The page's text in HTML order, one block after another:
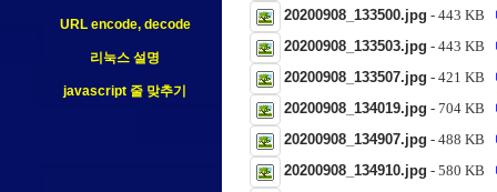
URL encode, decode
리눅스 설명
javascript 줄 맞추기
20200908_133500.jpg - 443 KB
20200908_133503.jpg - 443 KB
20200908_133507.jpg - 421 KB
20200908_134019.jpg - 704 KB
20200908_134907.jpg - 488 KB
20200908_134910.jpg - 580 KB